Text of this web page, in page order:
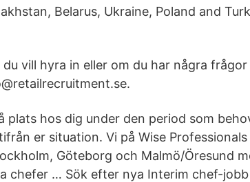
Belarus, Ukraine, Poland and
vill hyra in eller om du har några
plats hos dig under den period som
er situation. Vi på Wise
Göteborg och Malmö/Öresund
chefer … Sök efter nya Interim chef-jobb